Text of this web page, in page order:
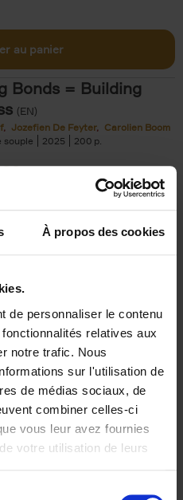
À propos des cookies
de personnaliser le contenu
relatives aux
notre trafic. Nous
sur l'utilisation de
de médias sociaux, de
combiner celles-ci
vous leur avez fournies
votre utilisation de leurs
au panier
Bonds = Building
(EN)
Jozefien De Feyter
Carolien Boom
souple
2025 200
99
Retail. Beyond
Hysteria
2019 350
99